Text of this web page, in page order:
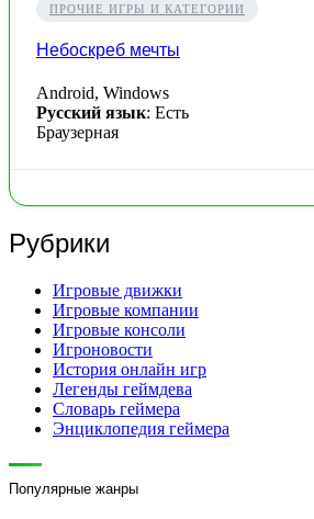
ПРОЧИЕ ИГРЫ И КАТЕГОРИИ
Небоскреб мечты
Android, Windows
Русский язык: Есть
Браузерная
Рубрики
Игровые движки
Игровые компании
Игровые консоли
Игроновости
История онлайн игр
Легенды геймдева
Словарь геймера
Энциклопедия геймера
Популярные жанры